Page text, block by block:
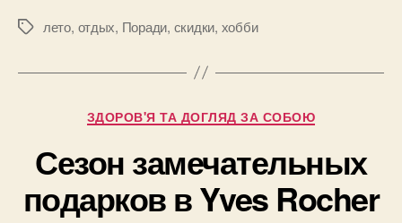
Позначки
лето, отдых, Поради, скидки, хобби
Категорії
ЗДОРОВ'Я ТА ДОГЛЯД ЗА СОБОЮ
Сезон замечательных
подарков в Yves Rocher